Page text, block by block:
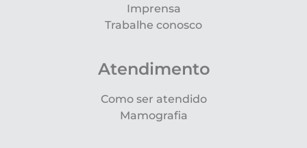
Imprensa
Trabalhe conosco
Atendimento
Como ser atendido
Mamografia